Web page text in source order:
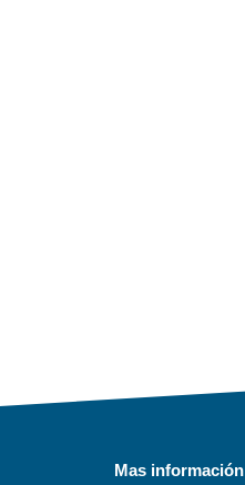
Mas información